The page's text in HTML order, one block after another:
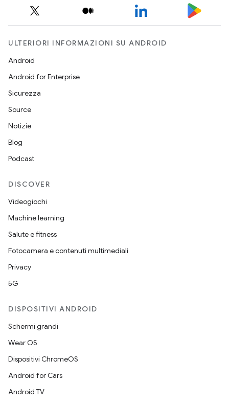
ULTERIORI INFORMAZIONI SU ANDROID
Android
Android for Enterprise
Sicurezza
Source
Notizie
Blog
Podcast
DISCOVER
Videogiochi
Machine learning
Salute e fitness
Fotocamera e contenuti multimediali
Privacy
5G
DISPOSITIVI ANDROID
Schermi grandi
Wear OS
Dispositivi ChromeOS
Android for Cars
Android TV